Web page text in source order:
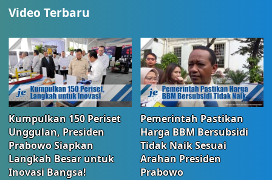
Video Terbaru
Kumpulkan 150 Periset
Unggulan, Presiden
Prabowo Siapkan
Langkah Besar untuk
Inovasi Bangsa!
Pemerintah Pastikan
Harga BBM Bersubsidi
Tidak Naik Sesuai
Arahan Presiden
Prabowo